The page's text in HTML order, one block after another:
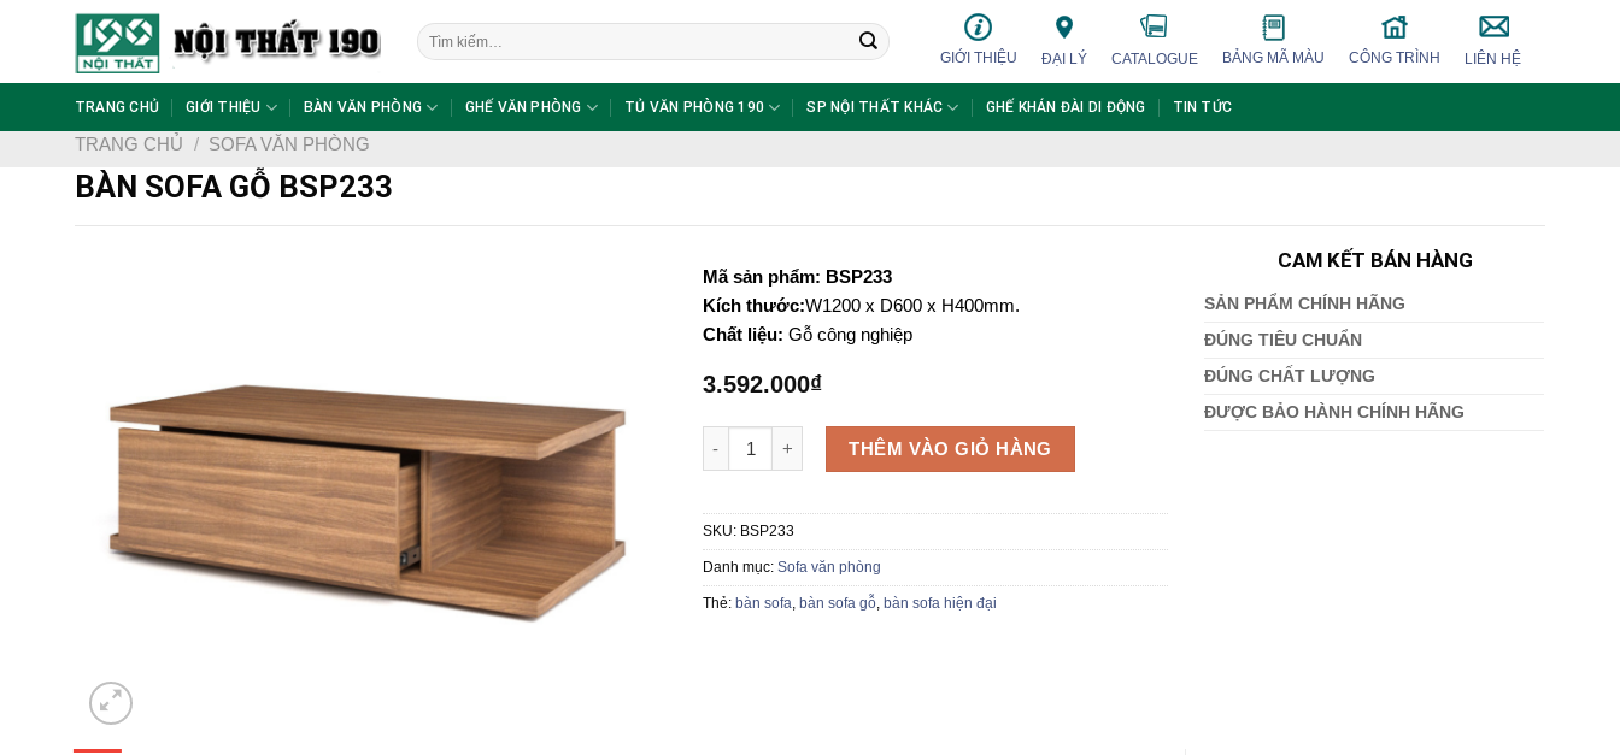
Tìm
kiếm:
GIỚI THIỆU ĐẠI LÝ CATALOGUE BẢNG MÃ MÀU CÔNG TRÌNH LIÊN HỆ
TRANG CHỦ GIỚI THIỆU BÀN VĂN PHÒNG GHẾ VĂN PHÒNG TỦ VĂN PHÒNG 190 SP NỘI THẤT KHÁC GHẾ KHÁN ĐÀI DI ĐỘNG TIN TỨC
TRANG CHỦ / SOFA VĂN PHÒNG
BÀN SOFA GỖ BSP233
Mã sản phẩm: BSP233
Kích thước:W1200 x D600 x H400mm.
Chất liệu: Gỗ công nghiệp
3.592.000₫
Bàn sofa gỗ BSP233 số lượng
THÊM VÀO GIỎ HÀNG
SKU: BSP233
Danh mục: Sofa văn phòng
Thẻ: bàn sofa, bàn sofa gỗ, bàn sofa hiện đại
CAM KẾT BÁN HÀNG
SẢN PHẨM CHÍNH HÃNG
ĐÚNG TIÊU CHUẨN
ĐÚNG CHẤT LƯỢNG
ĐƯỢC BẢO HÀNH CHÍNH HÃNG